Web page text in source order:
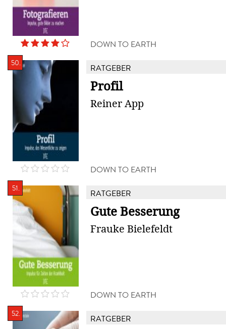
DOWN TO EARTH
50. RATGEBER
Profil
Reiner App
DOWN TO EARTH
51. RATGEBER
Gute Besserung
Frauke Bielefeldt
DOWN TO EARTH
52. RATGEBER